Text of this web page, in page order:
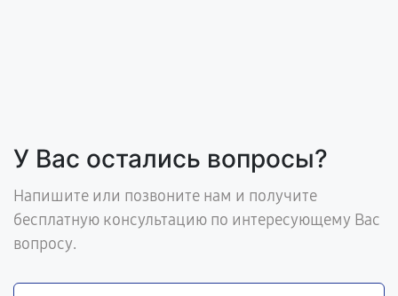
У Вас остались вопросы?
Напишите или позвоните нам и получите
бесплатную консультацию по интересующему Вас
вопросу.